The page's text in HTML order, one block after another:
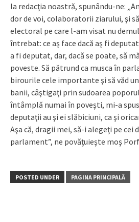
la redacţia noastră, spunându-ne:
dor de voi, colaboratorii ziarului, şi
electoral pe care l-am visat nu
întrebat: ce aş face dacă aş fi
a fi deputat, dar, dacă se poate, să
poveste. Să pătrund ca musca în
birourile cele importante şi să văd
banii, câştigaţi prin sudoarea
întâmplă numai în poveşti, mi-a
deputaţii au şi ei slăbiciuni, ca şi
Aşa că, dragii mei, să-i alegeţi pe cei
parlament”, ne povăţuieşte moş
POSTED UNDER PAGINA PRINCIPALĂ